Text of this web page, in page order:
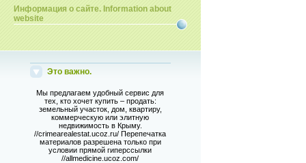
Информация о сайте. Information about
website
Это важно.
Мы предлагаем удобный сервис для
тех, кто хочет купить – продать:
земельный участок, дом, квартиру,
коммерческую или элитную
недвижимость в Крыму.
//crimearealestat.ucoz.ru/ Перепечатка
материалов разрешена только при
условии прямой гиперссылки
//allmedicine.ucoz.com/